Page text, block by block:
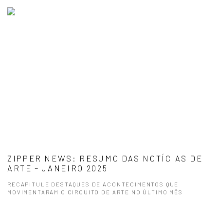
ZIPPER NEWS: RESUMO DAS NOTÍCIAS DE
ARTE – JANEIRO 2025
RECAPITULE DESTAQUES DE ACONTECIMENTOS QUE
MOVIMENTARAM O CIRCUITO DE ARTE NO ÚLTIMO MÊS